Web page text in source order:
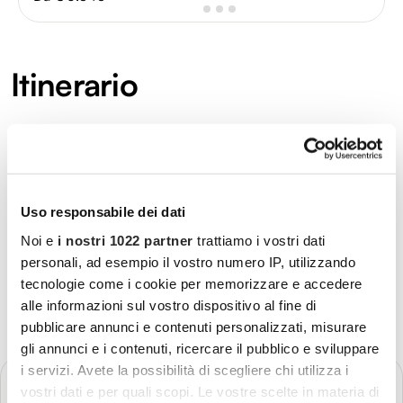
Uso responsabile dei dati
Noi e i nostri 1022 partner trattiamo i vostri dati
personali, ad esempio il vostro numero IP, utilizzando
tecnologie come i cookie per memorizzare e accedere
alle informazioni sul vostro dispositivo al fine di
pubblicare annunci e contenuti personalizzati, misurare
gli annunci e i contenuti, ricercare il pubblico e sviluppare
i servizi. Avete la possibilità di scegliere chi utilizza i
vostri dati e per quali scopi. Le vostre scelte in materia di
Itinerario
GIORNO 1
Partenza - Rio de Janeiro